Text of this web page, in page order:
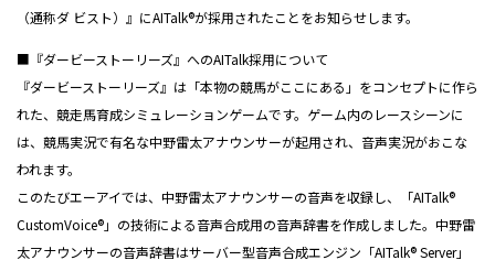
（通称ダ ビスト）』にAITalk®が採用されたことをお知らせします。
■『ダービーストーリーズ』へのAITalk採用について
『ダービーストーリーズ』は「本物の競馬がここにある」をコンセプトに作ら
れた、競走馬育成シミュレーションゲームです。ゲーム内のレースシーンに
は、競馬実況で有名な中野雷太アナウンサーが起用され、音声実況がおこな
われます。
このたびエーアイでは、中野雷太アナウンサーの音声を収録し、「AITalk®
CustomVoice®」の技術による音声合成用の音声辞書を作成しました。中野雷
太アナウンサーの音声辞書はサーバー型音声合成エンジン「AITalk® Server」